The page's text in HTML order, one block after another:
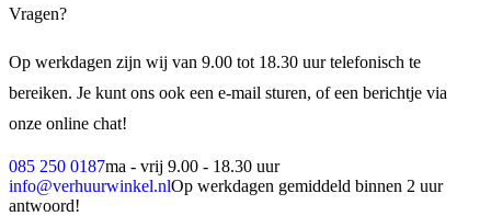
Vragen?
Op werkdagen zijn wij van 9.00 tot 18.30 uur telefonisch te
bereiken. Je kunt ons ook een e-mail sturen, of een berichtje via
onze online chat!
085 250 0187ma - vrij 9.00 - 18.30 uur
info@verhuurwinkel.nlOp werkdagen gemiddeld binnen 2 uur
antwoord!